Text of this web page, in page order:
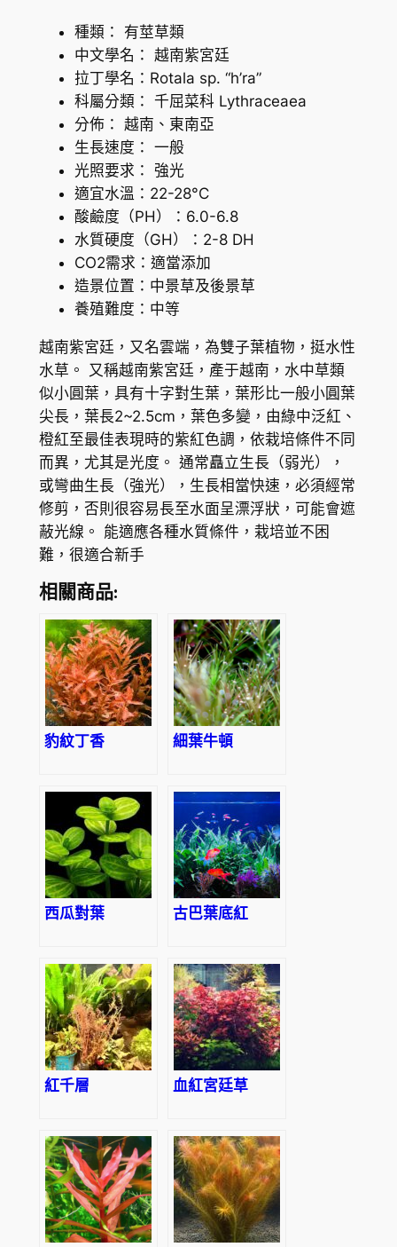
種類： 有莖草類
中文學名： 越南紫宮廷
拉丁學名：Rotala sp. “h’ra”
科屬分類： 千屈菜科 Lythraceaea
分佈： 越南、東南亞
生長速度： 一般
光照要求： 強光
適宜水溫：22-28°C
酸鹼度（PH）：6.0-6.8
水質硬度（GH）：2-8 DH
CO2需求：適當添加
造景位置：中景草及後景草
養殖難度：中等
越南紫宮廷，又名雲端，為雙子葉植物，挺水性
水草。 又稱越南紫宮廷，產于越南，水中草類
似小圓葉，具有十字對生葉，葉形比一般小圓葉
尖長，葉長2~2.5cm，葉色多變，由綠中泛紅、
橙紅至最佳表現時的紫紅色調，依栽培條件不同
而異，尤其是光度。 通常矗立生長（弱光），
或彎曲生長（強光），生長相當快速，必須經常
修剪，否則很容易長至水面呈漂浮狀，可能會遮
蔽光線。 能適應各種水質條件，栽培並不困
難，很適合新手
相關商品:
豹紋丁香 細葉牛頓
西瓜對葉 古巴葉底紅
紅千層 血紅宮廷草